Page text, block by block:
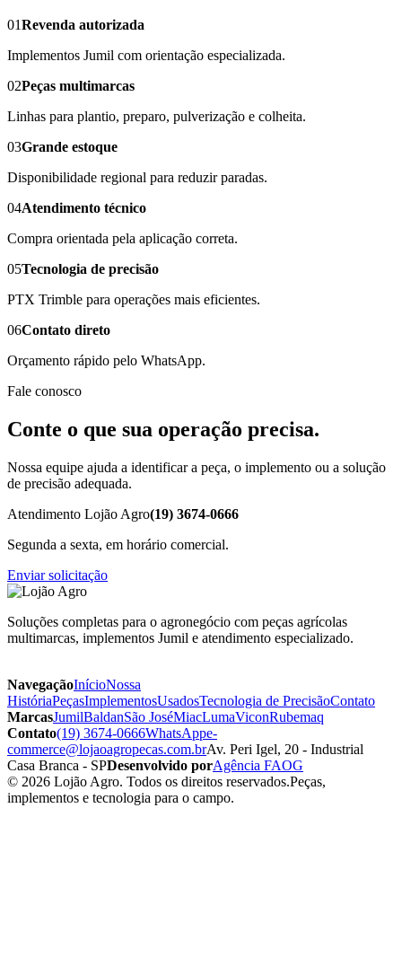
01Revenda autorizada
Implementos Jumil com orientação especializada.
02Peças multimarcas
Linhas para plantio, preparo, pulverização e colheita.
03Grande estoque
Disponibilidade regional para reduzir paradas.
04Atendimento técnico
Compra orientada pela aplicação correta.
05Tecnologia de precisão
PTX Trimble para operações mais eficientes.
06Contato direto
Orçamento rápido pelo WhatsApp.
Fale conosco
Conte o que sua operação precisa.
Nossa equipe ajuda a identificar a peça, o implemento ou a solução
de precisão adequada.
Atendimento Lojão Agro(19) 3674-0666
Segunda a sexta, em horário comercial.
Enviar solicitação
Soluções completas para o agronegócio com peças agrícolas
multimarcas, implementos Jumil e atendimento especializado.
NavegaçãoInícioNossa
HistóriaPeçasImplementosUsadosTecnologia de PrecisãoContato
MarcasJumilBaldanSão JoséMiacLumaViconRubemaq
Contato(19) 3674-0666WhatsAppe-
commerce@lojaoagropecas.com.brAv. Peri Igel, 20 - Industrial
Casa Branca - SPDesenvolvido porAgência FAOG
© 2026 Lojão Agro. Todos os direitos reservados.Peças,
implementos e tecnologia para o campo.